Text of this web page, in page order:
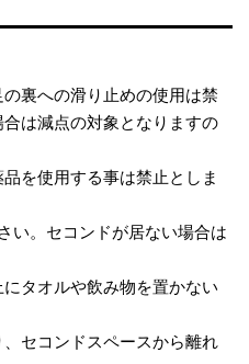
裏への滑り止めの使用は禁
は減点の対象となりますの
を使用する事は禁止としま
い。セコンドが居ない場合は
タオルや飲み物を置かない
セコンドスペースから離れ